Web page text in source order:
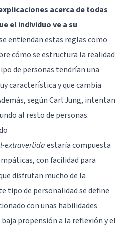
acerca de todas
el individuo ve a su
entiendan estas reglas como
cómo se estructura la realidad
de personas tendrían una
característica y que cambia
según Carl Jung, intentan
al resto de personas.
extravertidaestaría compuesta
, con facilidad para
disfrutan mucho de la
tipo de personalidad se define
con unas habilidades
baja propensión a la reflexión y el